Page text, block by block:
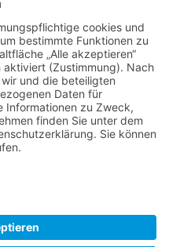
var. reuteri
Boiss., Aquilegia
per E-Mail
Artikel auf
Folgt dafür einfach
eure E-Mailadresse